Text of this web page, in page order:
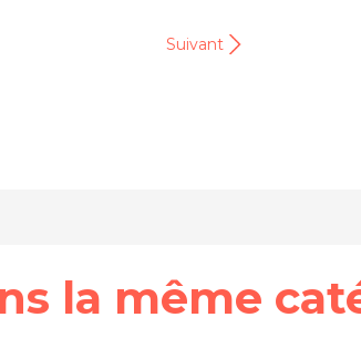
Suivant
la même